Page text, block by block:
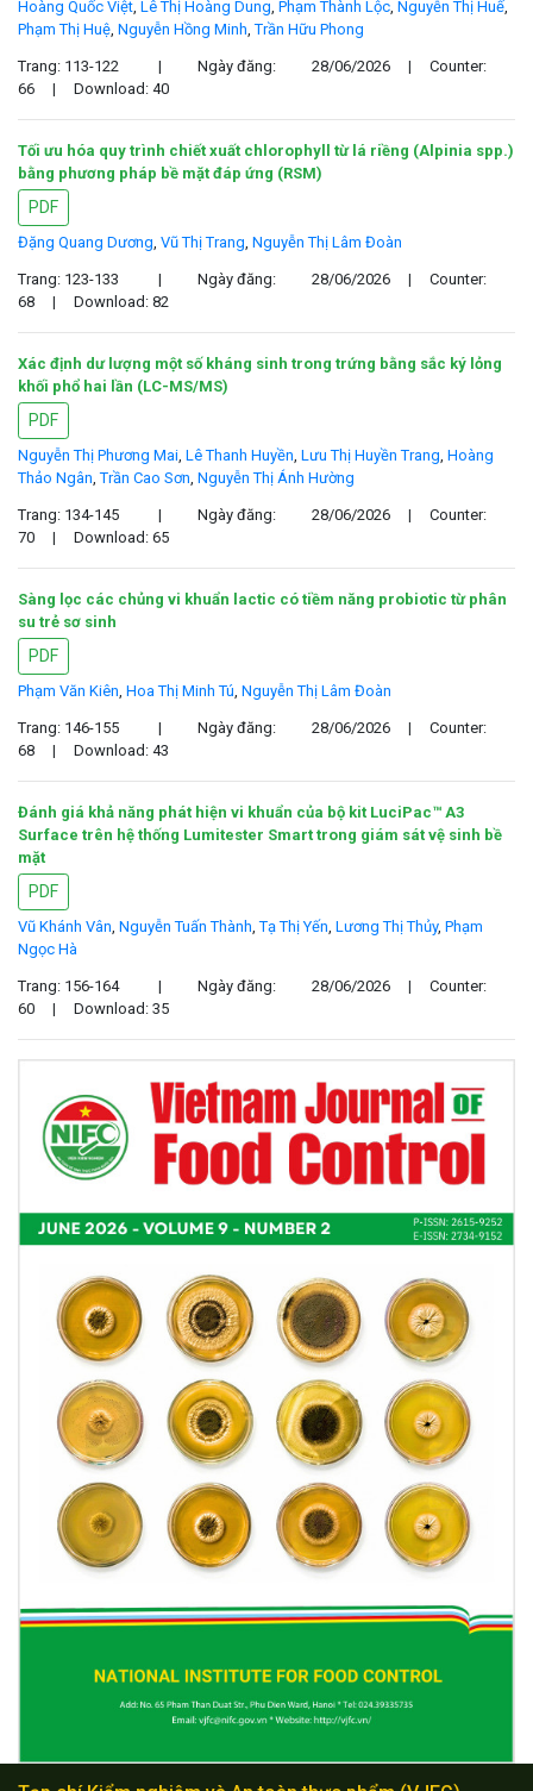
Hoàng Quốc Việt, Lê Thị Hoàng Dung, Phạm Thành Lộc, Nguyễn Thị Huế,
Phạm Thị Huệ, Nguyễn Hồng Minh,Trần Hữu Phong
Trang: 113-122 | Ngày đăng: 28/06/2026 |
Counter:
66
| Download: 40
Tối ưu hóa quy trình chiết xuất chlorophyll từ lá riềng (Alpinia spp.)
bằng phương pháp bề mặt đáp ứng (RSM)
PDF
Đặng Quang Dương, Vũ Thị Trang, Nguyễn Thị Lâm Đoàn
Trang: 123-133 | Ngày đăng: 28/06/2026 |
Counter:
68
| Download: 82
Xác định dư lượng một số kháng sinh trong trứng bằng sắc ký lỏng
khối phổ hai lần (LC-MS/MS)
PDF
Nguyễn Thị Phương Mai, Lê Thanh Huyền, Lưu Thị Huyền Trang, Hoàng
Thảo Ngân,Trần Cao Sơn, Nguyễn Thị Ánh Hường
Trang: 134-145 | Ngày đăng: 28/06/2026 |
Counter:
70
| Download: 65
Sàng lọc các chủng vi khuẩn lactic có tiềm năng probiotic từ phân
su trẻ sơ sinh
PDF
Phạm Văn Kiên, Hoa Thị Minh Tú, Nguyễn Thị Lâm Đoàn
Trang: 146-155 | Ngày đăng: 28/06/2026 |
Counter:
68
| Download: 43
Đánh giá khả năng phát hiện vi khuẩn của bộ kit LuciPac™ A3
Surface trên hệ thống Lumitester Smart trong giám sát vệ sinh bề
mặt
PDF
Vũ Khánh Vân, Nguyễn Tuấn Thành,Tạ Thị Yến, Lương Thị Thủy, Phạm
Ngọc Hà
Trang: 156-164 | Ngày đăng: 28/06/2026 |
Counter:
60
| Download: 35